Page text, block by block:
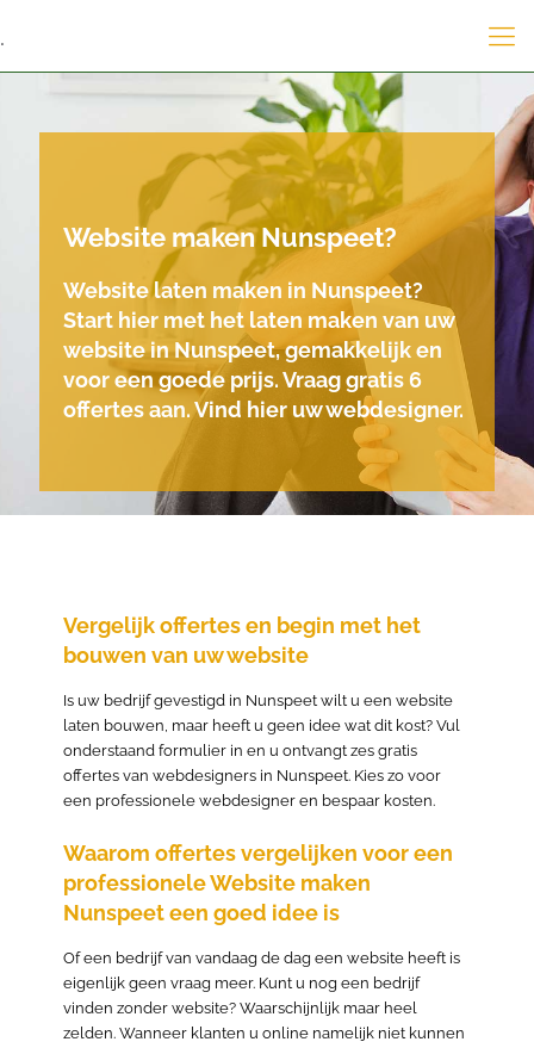
.
Website maken Nunspeet?
Website laten maken in Nunspeet?
Start hier met het laten maken van uw
website in Nunspeet, gemakkelijk en
voor een goede prijs. Vraag gratis 6
offertes aan. Vind hier uw webdesigner.
Vergelijk offertes en begin met het
bouwen van uw website
Is uw bedrijf gevestigd in Nunspeet wilt u een website
laten bouwen, maar heeft u geen idee wat dit kost? Vul
onderstaand formulier in en u ontvangt zes gratis
offertes van webdesigners in Nunspeet. Kies zo voor
een professionele webdesigner en bespaar kosten.
Waarom offertes vergelijken voor een
professionele Website maken
Nunspeet een goed idee is
Of een bedrijf van vandaag de dag een website heeft is
eigenlijk geen vraag meer. Kunt u nog een bedrijf
vinden zonder website? Waarschijnlijk maar heel
zelden. Wanneer klanten u online namelijk niet kunnen